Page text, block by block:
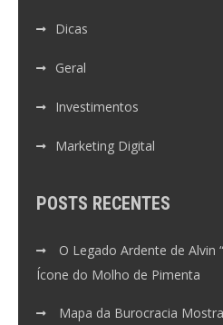
Dicas
Geral
Investimentos
Marketing Digital
POSTS RECENTES
O Legado Ardente de Alvin
Ícone do Molho de Pimenta
Mapa da Burocracia